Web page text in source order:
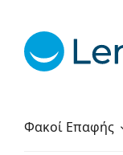
Φακοί Επαφής
Υγρά φακών
Πώς να